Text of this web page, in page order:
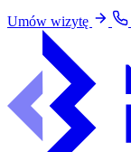
Umów wizytę